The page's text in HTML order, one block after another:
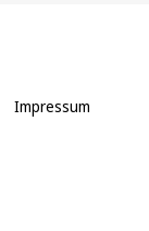
Impressum